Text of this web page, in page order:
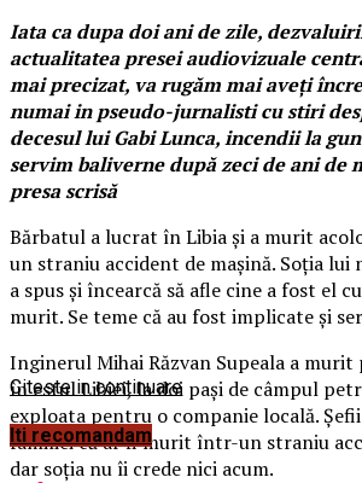
Iata ca dupa doi ani de zile,
actualitatea presei audiovizuale
mai precizat, va rugăm mai aveți
numai in pseudo-jurnalisti cu stiri
decesul lui Gabi Lunca, incendii la
servim baliverne după zeci de ani de
presa scrisă
Bărbatul a lucrat în Libia și a murit
un straniu accident de mașină. Soția lui
a spus și încearcă să afle cine a fost el
murit. Se teme că au fost implicate și
Inginerul Mihai Răzvan Supeala a murit
în estul Libiei, la doi paşi de câmpul
exploata pentru o companie locală.
familiei că ar fi murit într-un straniu
dar soţia nu îi crede nici acum.
Citeste in continuare
Iti recomandam